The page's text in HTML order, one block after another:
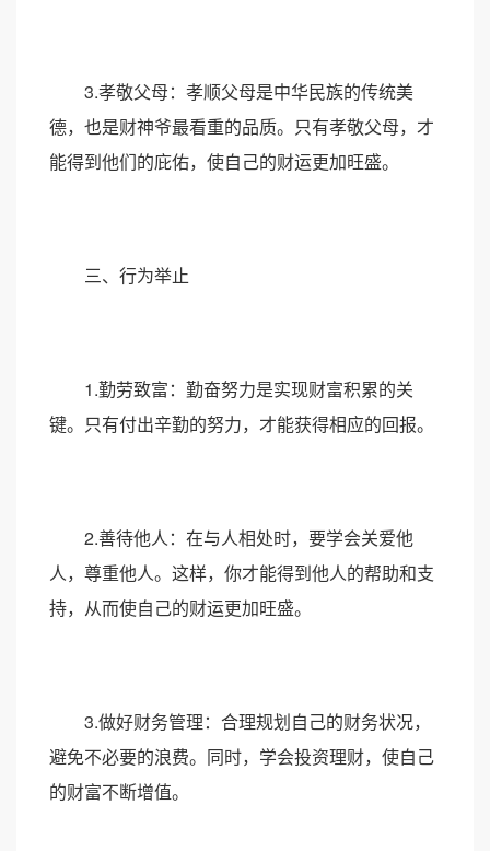
3.孝敬父母：孝顺父母是中华民族的传统美
德，也是财神爷最看重的品质。只有孝敬父母，才
能得到他们的庇佑，使自己的财运更加旺盛。
三、行为举止
1.勤劳致富：勤奋努力是实现财富积累的关
键。只有付出辛勤的努力，才能获得相应的回报。
2.善待他人：在与人相处时，要学会关爱他
人，尊重他人。这样，你才能得到他人的帮助和支
持，从而使自己的财运更加旺盛。
3.做好财务管理：合理规划自己的财务状况，
避免不必要的浪费。同时，学会投资理财，使自己
的财富不断增值。